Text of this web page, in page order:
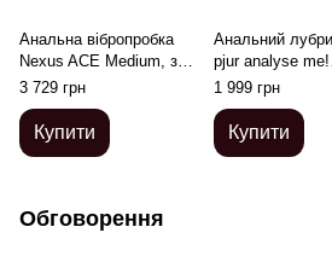
Анальна вібропробка
Nexus ACE Medium, з
пультом ДК, макс.
3 729 грн
Купити
Анальний
pjur analyse me!
Moisturising 250
гіалуроном
1 999 грн
Купити
Обговорення